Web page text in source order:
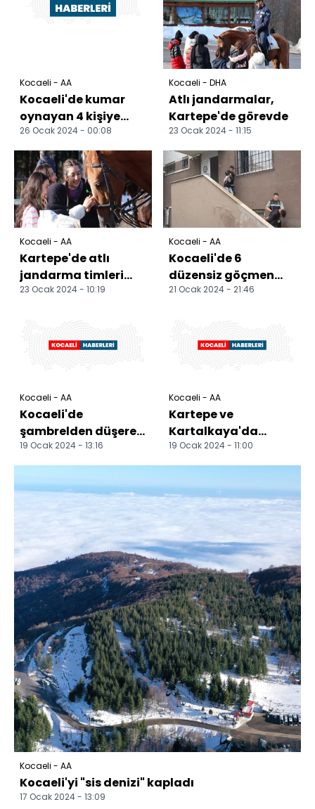
Kocaeli - AA
Kocaeli'de kumar
oynayan 4 kişiye
para cezası verildi
26 Ocak 2024 - 00:08
Kocaeli - DHA
Atlı jandarmalar,
Kartepe'de görevde
23 Ocak 2024 - 11:15
Kocaeli - AA
Kartepe'de atlı
jandarma timleri
göreve başladı
23 Ocak 2024 - 10:19
Kocaeli - AA
Kocaeli'de 6
düzensiz göçmen
yakalandı
21 Ocak 2024 - 21:46
Kocaeli - AA
Kocaeli'de
şambrelden düşerek
öldüğü öne sürülen
kadının yakınları suç
duyu...
19 Ocak 2024 - 13:16
Kocaeli - AA
Kartepe ve
Kartalkaya'da
kayak sezonu yarıyıl
tatiliyle
19 Ocak 2024 - 11:00
Kocaeli - AA
Kocaeli'yi "sis denizi" kapladı
17 Ocak 2024 - 13:09